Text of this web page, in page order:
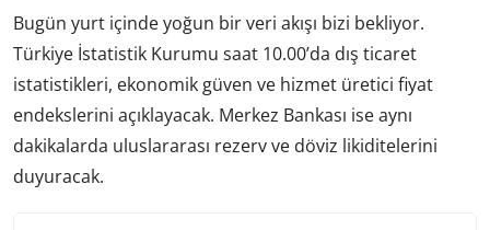
Bugün yurt içinde yoğun bir veri akışı bizi bekliyor.
Türkiye İstatistik Kurumu saat 10.00’da dış ticaret
istatistikleri, ekonomik güven ve hizmet üretici fiyat
endekslerini açıklayacak. Merkez Bankası ise aynı
dakikalarda uluslararası rezerv ve döviz likiditelerini
duyuracak.